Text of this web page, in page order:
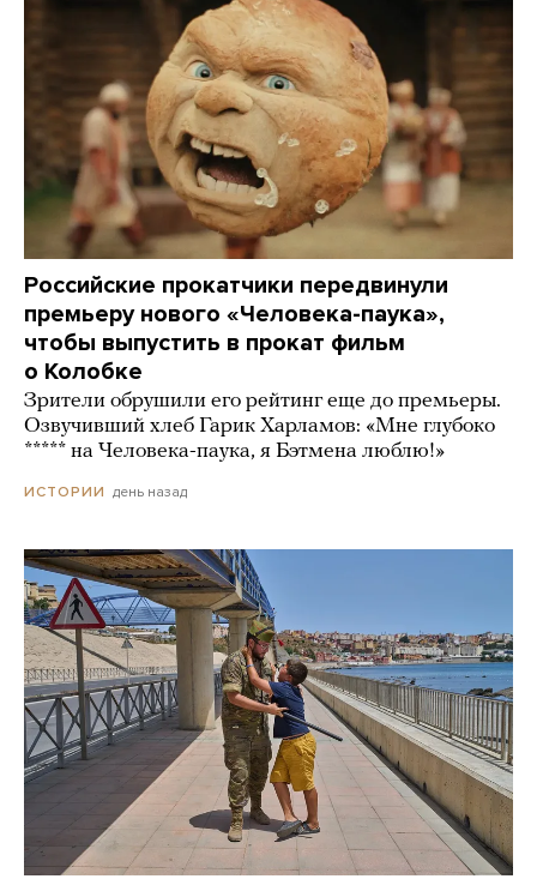
Российские прокатчики передвинули
премьеру нового «Человека-паука»,
чтобы выпустить в прокат фильм
о Колобке
Зрители обрушили его рейтинг еще до премьеры.
Озвучивший хлеб Гарик Харламов: «Мне глубоко
***** на Человека-паука, я Бэтмена люблю!»
ИСТОРИИ день назад